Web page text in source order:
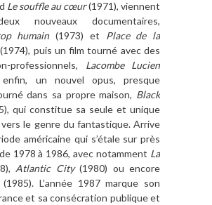
Le souffle au cœur(1971), viennent
nouveaux documentaires,
humain(1973) et Place de la
(1974), puis un film tourné avec des
professionnels, Lacombe Lucien
un nouvel opus, presque
dans sa propre maison, Black
qui constitue sa seule et unique
le genre du fantastique. Arrive
américaine qui s’étale sur près
1978 à 1986, avec notamment La
Atlantic City (1980) ou encore
(1985). L’année 1987 marque son
et sa consécration publique et